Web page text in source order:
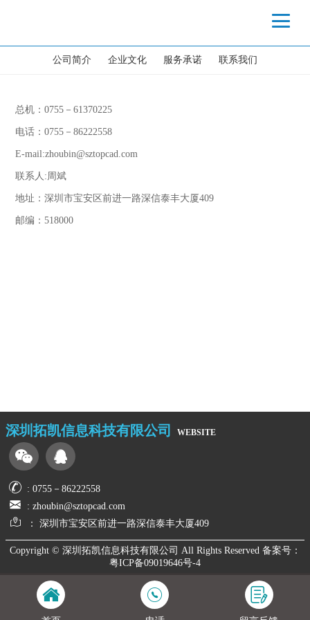
公司简介 企业文化 服务承诺 联系我们
总机：0755－61370225
电话：0755－86222558
E-mail:zhoubin@sztopcad.com
联系人:周斌
地址：深圳市宝安区前进一路深信泰丰大厦409
邮编：518000
深圳拓凯信息科技有限公司 website
: 0755－86222558
: zhoubin@sztopcad.com
： 深圳市宝安区前进一路深信泰丰大厦409
Copyright © 深圳拓凯信息科技有限公司 All Rights Reserved 备案号：
粤ICP备09019646号-4